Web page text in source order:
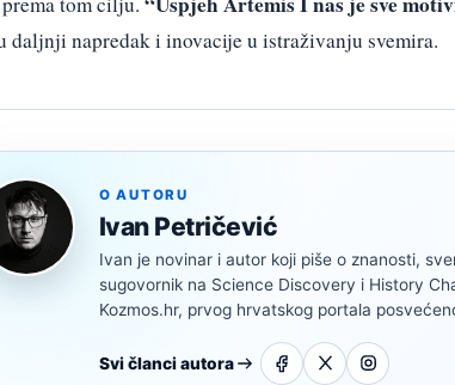
daljnji napredak i inovacije u istraživanju svemira.
O AUTORU
Ivan Petričević
Ivan je novinar i autor koji piše o znanosti,
sugovornik na Science Discovery i History
Kozmos.hr, prvog hrvatskog portala
Svi članci autora